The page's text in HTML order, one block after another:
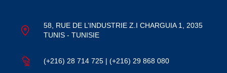
58, RUE DE L’INDUSTRIE Z.I CHARGUIA 1, 2035
TUNIS - TUNISIE
(+216) 28 714 725 | (+216) 29 868 080